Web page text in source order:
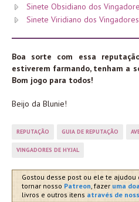
Sinete Obsidiano dos
Sinete Viridiano dos Vingadores
Boa sorte com essa
estiverem farmando, tenham a
Bom jogo para todos!
Beijo da Blunie!
REPUTAÇÃO GUIA DE REPUTAÇÃO
VINGADORES DE HYJAL
Gostou desse post ou ele te
tornar nosso Patreon, fazer uma
livros e outros itens através de